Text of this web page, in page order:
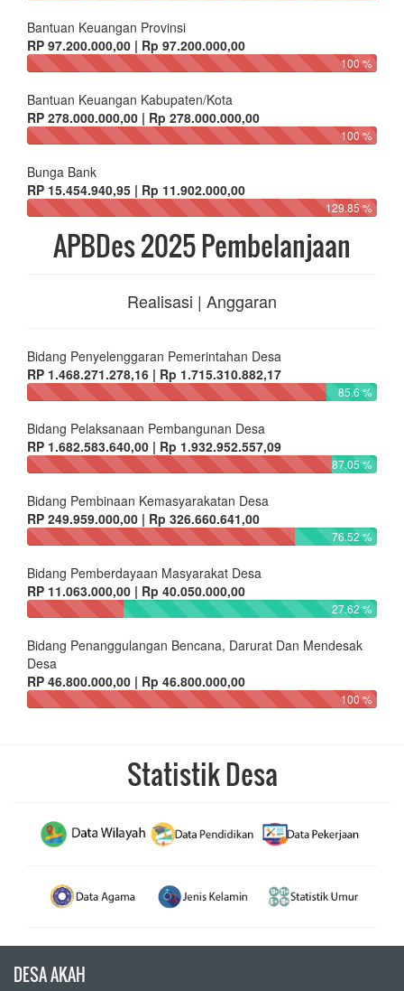
Bantuan Keuangan Provinsi
RP 97.200.000,00 | Rp 97.200.000,00
100 %
Bantuan Keuangan Kabupaten/Kota
RP 278.000.000,00 | Rp 278.000.000,00
100 %
Bunga Bank
RP 15.454.940,95 | Rp 11.902.000,00
129.85 %
APBDes 2025 Pembelanjaan
Realisasi | Anggaran
Bidang Penyelenggaran Pemerintahan Desa
RP 1.468.271.278,16 | Rp 1.715.310.882,17
85.6 %
Bidang Pelaksanaan Pembangunan Desa
RP 1.682.583.640,00 | Rp 1.932.952.557,09
87.05 %
Bidang Pembinaan Kemasyarakatan Desa
RP 249.959.000,00 | Rp 326.660.641,00
76.52 %
Bidang Pemberdayaan Masyarakat Desa
RP 11.063.000,00 | Rp 40.050.000,00
27.62 %
Bidang Penanggulangan Bencana, Darurat Dan Mendesak
Desa
RP 46.800.000,00 | Rp 46.800.000,00
100 %
Statistik Desa
DESA AKAH